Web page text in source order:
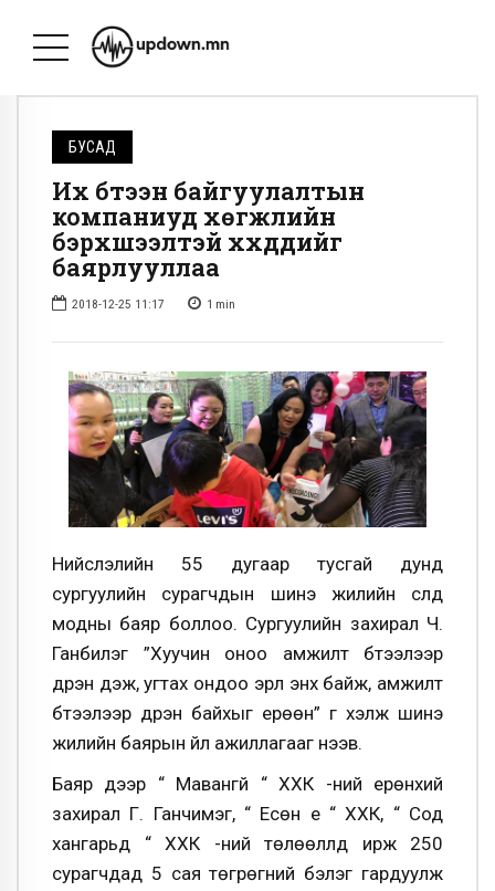
БУСАД
Их бүтээн байгуулалтын
компаниуд хөгжлийн
бэрхшээлтэй хүүхдүүдийг
баярлууллаа
2018-12-25 11:17 1 min
Нийслэлийн 55 дугаар тусгай дунд
сургуулийн сурагчдын шинэ жилийн сүлд
модны баяр боллоо. Сургуулийн захирал Ч.
Ганбилэг ”Хуучин оноо амжилт бүтээлээр
дүүрэн үдэж, угтах ондоо эрүүл энх байж, амжилт
бүтээлээр дүүрэн байхыг ерөөн” үг хэлж шинэ
жилийн баярын үйл ажиллагааг нээв.
Баяр дээр “ Мавангүй “ ХХК -ний ерөнхий
захирал Г. Ганчимэг, “ Есөн үе “ ХХК, “ Сод
хангарьд “ ХХК -ний төлөөллүүд ирж 250
сурагчдад 5 сая төгрөгний бэлэг гардуулж